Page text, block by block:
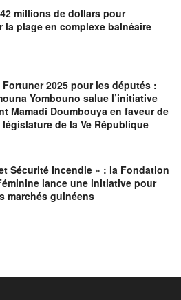
millions de dollars pour
la plage en complexe balnéaire
Fortuner 2025 pour les députés :
Yombouno salue l’initiative
Mamadi Doumbouya en faveur de
législature de la Ve République
Sécurité Incendie » : la Fondation
lance une initiative pour
marchés guinéens